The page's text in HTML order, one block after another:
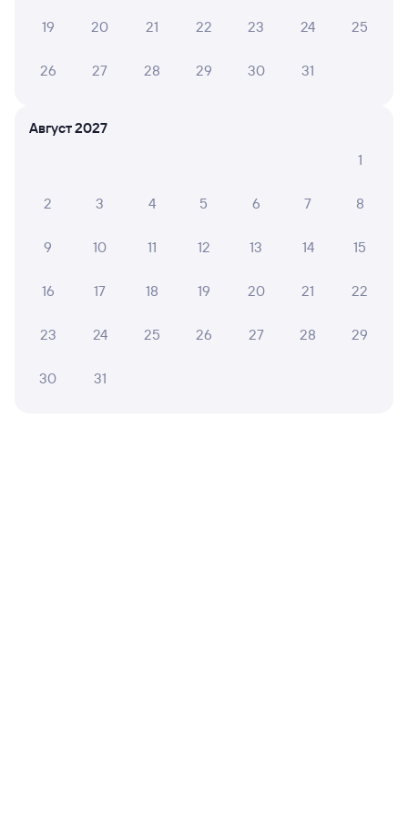
13 362 рублей, в купейном вагоне приблизительно
Инструкция по приобретению билетов
А ещё здесь можно найти
Отели Шарьи
Расписание поездов в Шарью
Вокзал Залари
19 20 21 22 23 24 25
26 27 28 29 30 31
Август 2027
1
2 3 4 5 6 7 8
9 10 11 12 13 14 15
16 17 18 19 20 21 22
23 24 25 26 27 28 29
30 31